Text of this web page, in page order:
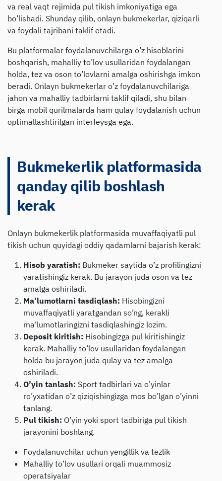
va real vaqt rejimida pul tikish imkoniyatiga ega
bo’lishadi. Shunday qilib, onlayn bukmekerlar, qiziqarli
va foydali tajribani taklif etadi.
Bu platformalar foydalanuvchilarga o’z hisoblarini
boshqarish, mahalliy to’lov usullaridan foydalangan
holda, tez va oson to’lovlarni amalga oshirishga imkon
beradi. Onlayn bukmekerlar o’z foydalanuvchilariga
jahon va mahalliy tadbirlarni taklif qiladi, shu bilan
birga mobil qurilmalarda ham qulay foydalanish uchun
optimallashtirilgan interfeysga ega.
Bukmekerlik platformasida
qanday qilib boshlash
kerak
Onlayn bukmekerlik platformasida muvaffaqiyatli pul
tikish uchun quyidagi oddiy qadamlarni bajarish kerak:
Hisob yaratish: Bukmeker saytida o’z profilingizni
yaratishingiz kerak. Bu jarayon juda oson va tez
amalga oshiriladi.
Ma’lumotlarni tasdiqlash: Hisobingizni
muvaffaqiyatli yaratgandan so’ng, kerakli
ma’lumotlaringizni tasdiqlashingiz lozim.
Deposit kiritish: Hisobingizga pul kiritishingiz
kerak. Mahalliy to’lov usullaridan foydalangan
holda bu jarayon juda qulay va tez amalga
oshiriladi.
O’yin tanlash: Sport tadbirlari va o’yinlar
ro’yxatidan o’z qiziqishingizga mos bo’lgan o’yinni
tanlang.
Pul tikish: O’yin yoki sport tadbiriga pul tikish
jarayonini boshlang.
Foydalanuvchilar uchun yengillik va tezlik
Mahalliy to’lov usullari orqali muammosiz
operatsiyalar